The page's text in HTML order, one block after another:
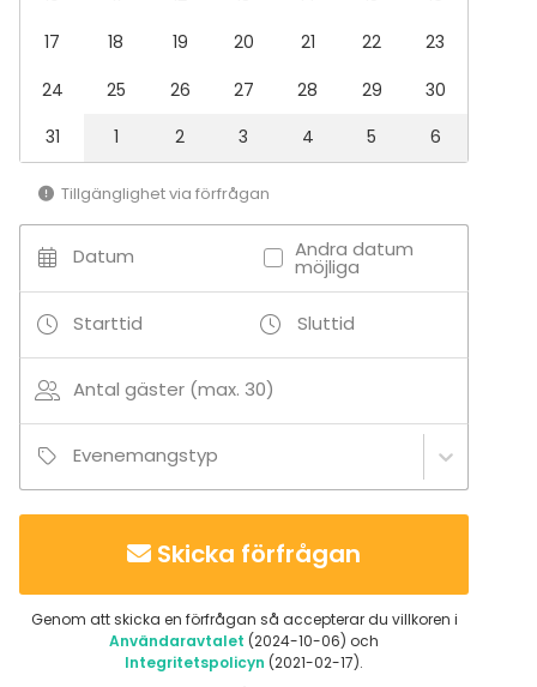
Restaurang
Terrass / Gårdsplan
Utomhus
Simning
Båtturer / segling
Tilläggsuppgifter om tjänster och faciliteter
Tarjoamme asiakkaillemme ilmaisen pysäköinnin
17
18 19 20 21 22
23
24
25 26 27 28 29
30
31
1 2 3 4 5 6
Tillgänglighet via förfrågan
Datum Andra datum
möjliga
Starttid Sluttid
Antal gäster (max. 30)
Evenemangstyp
Skicka förfrågan
Genom att skicka en förfrågan så accepterar du villkoren i
Användaravtalet (2024-10-06) och
Integritetspolicyn (2021-02-17).